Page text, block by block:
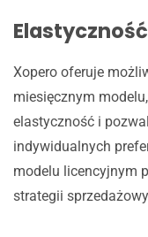
Xopero oferuje
miesięcznym
elastyczność i
indywidualnych
modelu licencyjnym
strategii